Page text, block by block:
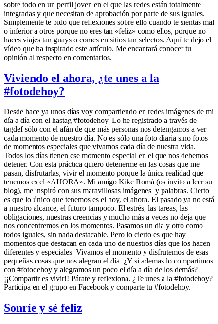
sobre todo en un perfil joven en el que las redes están totalmente
integradas y que necesitan de aprobación por parte de sus iguales.
Simplemente te pido que reflexiones sobre ello cuando te sientas mal
o inferior a otros porque no eres tan «feliz» como ellos, porque no
haces viajes tan guays o comes en sitios tan selectos. Aquí te dejo el
vídeo que ha inspirado este artículo. Me encantará conocer tu
opinión al respecto en comentarios.
Viviendo el ahora, ¿te unes a la
#fotodehoy?
Desde hace ya unos días voy compartiendo en redes imágenes de mi
día a día con el hastag #fotodehoy. Lo he registrado a través de
tagdef sólo con el afán de que más personas nos detengamos a ver
cada momento de nuestro día. No es sólo una foto diaria sino fotos
de momentos especiales que vivamos cada día de nuestra vida.
Todos los días tienen ese momento especial en el que nos debemos
detener. Con esta práctica quiero detenerme en las cosas que me
pasan, disfrutarlas, vivir el momento porque la única realidad que
tenemos es el «AHORA». Mi amigo Kike Romá (os invito a leer su
blog), me inspiró con sus maravillosas imágenes y palabras. Cierto
es que lo único que tenemos es el hoy, el ahora. El pasado ya no está
a nuestro alcance, el futuro tampoco. El estrés, las tareas, las
obligaciones, nuestras creencias y mucho más a veces no deja que
nos concentremos en los momentos. Pasamos un día y otro como
todos iguales, sin nada destacable. Pero lo cierto es que hay
momentos que destacan en cada uno de nuestros días que los hacen
diferentes y especiales. Vivamos el momento y disfrutemos de esas
pequeñas cosas que nos alegran el día. ¿Y si ademas lo compartimos
con #fotodehoy y alegramos un poco el día a día de los demás?
¡¡Compartir es vivir!! Párate y reflexiona. ¿Te unes a la #fotodehoy?
Participa en el grupo en Facebook y comparte tu #fotodehoy.
Sonríe y sé feliz